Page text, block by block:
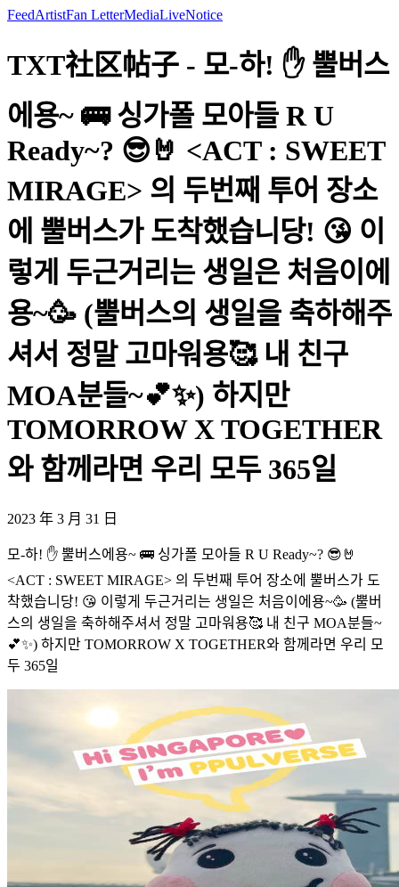
FeedArtistFan LetterMediaLiveNotice
TXT社区帖子 - 모-하! ✋ 뿔버스
에용~ 🚌 싱가폴 모아들 R U
Ready~? 😎🤘 <ACT : SWEET
MIRAGE> 의 두번째 투어 장소
에 뿔버스가 도착했습니당! 😘 이
렇게 두근거리는 생일은 처음이에
용~🥳 (뿔버스의 생일을 축하해주
셔서 정말 고마워용🥰 내 친구
MOA분들~💕✨) 하지만
TOMORROW X TOGETHER
와 함께라면 우리 모두 365일
2023 年 3 月 31 日
모-하! ✋ 뿔버스에용~ 🚌 싱가폴 모아들 R U Ready~? 😎🤘
<ACT : SWEET MIRAGE> 의 두번째 투어 장소에 뿔버스가 도
착했습니당! 😘 이렇게 두근거리는 생일은 처음이에용~🥳 (뿔버
스의 생일을 축하해주셔서 정말 고마워용🥰 내 친구 MOA분들~
💕✨) 하지만 TOMORROW X TOGETHER와 함께라면 우리 모
두 365일